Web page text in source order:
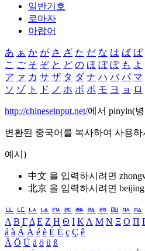
일반기호
로마자
아랍어
あ ぁ か が さ ざ た だ な は ば ぱ
こ ご そ ぞ と ど の ほ ぼ ぽ も よ
ア ァ カ サ ザ タ ダ ナ ハ バ パ マ
ソ ゾ ト ド ノ ホ ボ ポ モ ヨ ョ ロ
http://chineseinput.net/에서 pinyin(
변환된 중국어를 복사하여 사용하
예시)
中文 을 입력하시려면
北京 을 입력하시려면 beijing
ㅥ ㅦ ㅧ ㅨ ㅩ ㅪ ㅫ ㅬ ㅭ ㅮ ㅯ ㅰ
Α Β ΓΔ Ε Ζ Η Θ Ι ΚΛ Μ Ν Ξ Ο Π
á à Á À é è É È ç Ç ê
Ä Ö Ü ä ö ü ß